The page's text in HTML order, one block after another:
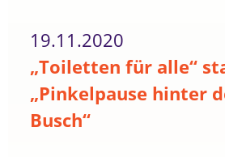
19.11.2020
„Toiletten für alle“
„Pinkelpause hinter
Busch“